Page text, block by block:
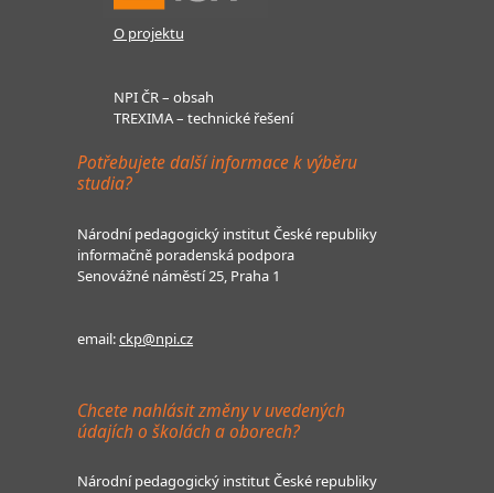
O projektu
NPI ČR – obsah
TREXIMA – technické řešení
Potřebujete další informace k výběru
studia?
Národní pedagogický institut České republiky
informačně poradenská podpora
Senovážné náměstí 25, Praha 1
email:ckp@npi.cz
Chcete nahlásit změny v uvedených
údajích o školách a oborech?
Národní pedagogický institut České republiky